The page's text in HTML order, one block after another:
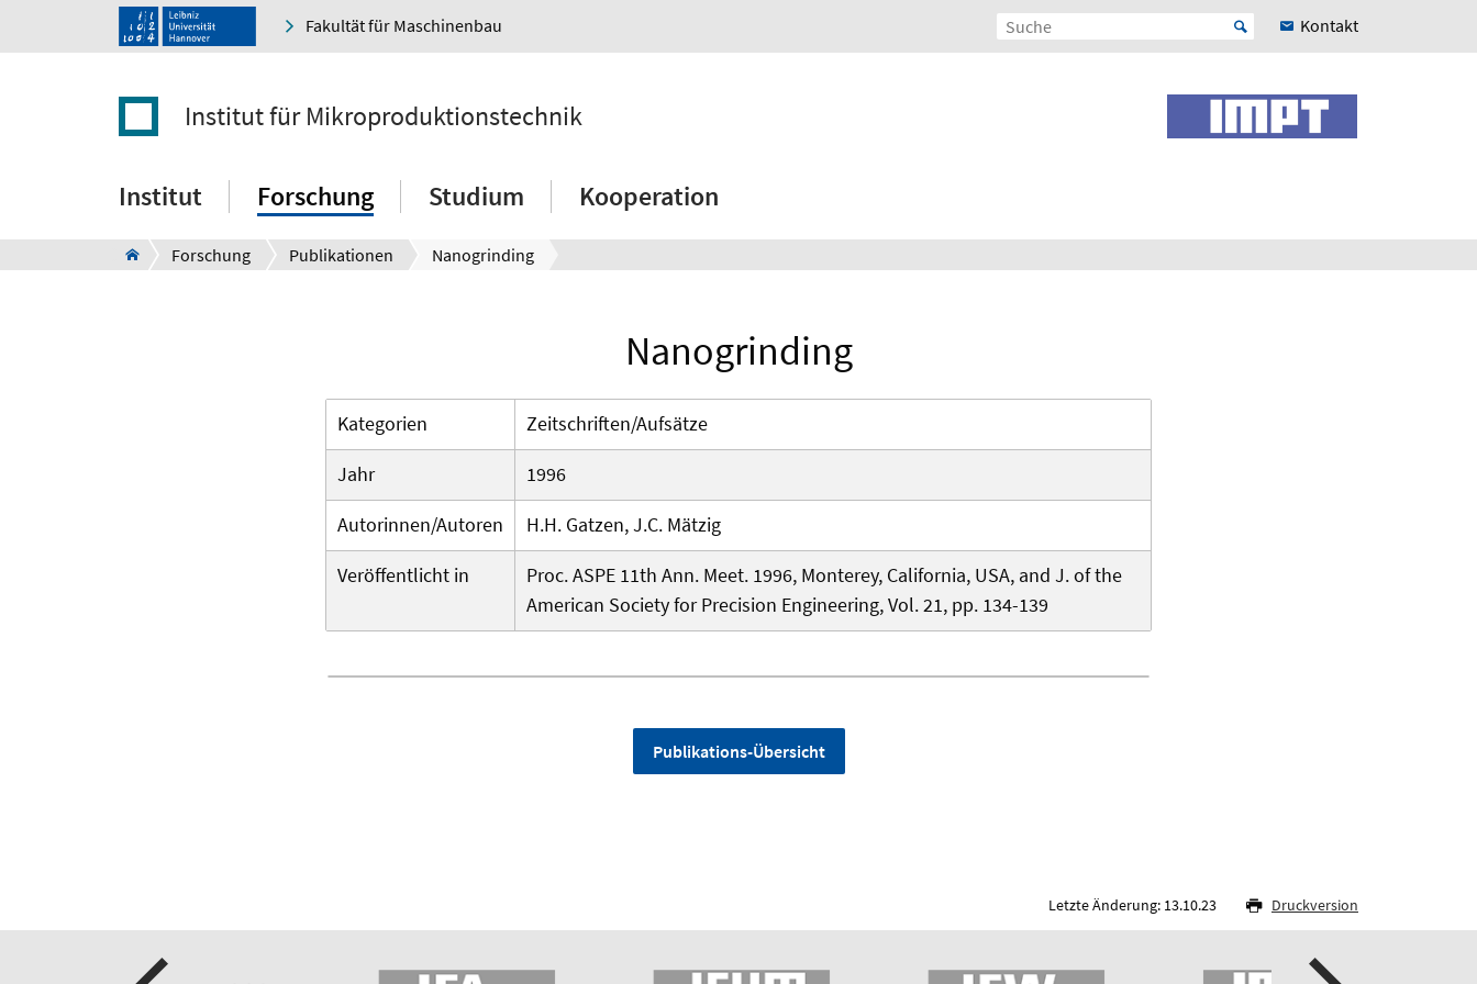
Fakultät für Maschinenbau Kontakt
Institut für Mikroproduktionstechnik
Institut Forschung Studium Kooperation
Forschung Publikationen Nanogrinding
Nanogrinding
Kategorien
Zeitschriften/Aufsätze
Jahr
1996
Autorinnen/Autoren
H.H. Gatzen, J.C. Mätzig
Veröffentlicht in
Proc. ASPE 11th Ann. Meet. 1996, Monterey, California, USA, and J. of the
American Society for Precision Engineering, Vol. 21, pp. 134-139
Publikations-Übersicht
Letzte Änderung: 13.10.23 Druckversion